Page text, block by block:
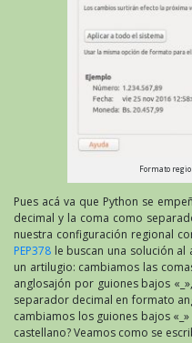
Formato
Pues acá va que Python se
decimal y la coma como
nuestra configuración regional
PEP378 le buscan una solución
un artilugio: cambiamos las
anglosajón por guiones bajos
separador decimal en formato
cambiamos los guiones bajos
castellano? Veamos como se